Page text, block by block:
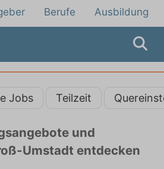
Berufe Ausbildung
Jobs Teilzeit
und
Umstadt entdecken